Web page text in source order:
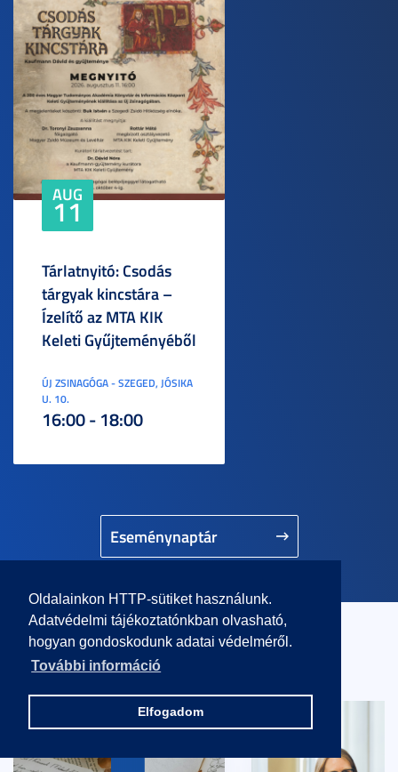
Oldalainkon HTTP-sütiket használunk.
Adatvédelmi tájékoztatónkban olvasható,
hogyan gondoskodunk adatai védelméről.
További információ
Elfogadom
Eseménynaptár
AUG
11
Tárlatnyitó: Csodás
tárgyak kincstára –
Ízelítő az MTA KIK
Keleti Gyűjteményéből
ÚJ ZSINAGÓGA - SZEGED, JÓSIKA
U. 10.
16:00 - 18:00
Kapcsolódó hírek